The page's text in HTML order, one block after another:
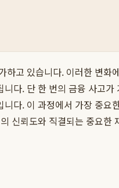
고 있습니다. 이러한 변화
다. 단 한 번의 금융 사고
다. 이 과정에서 가장 중요
신뢰도와 직결되는 중요한